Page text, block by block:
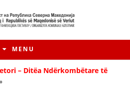
MENU
– Ditëa Ndërkombëtare të